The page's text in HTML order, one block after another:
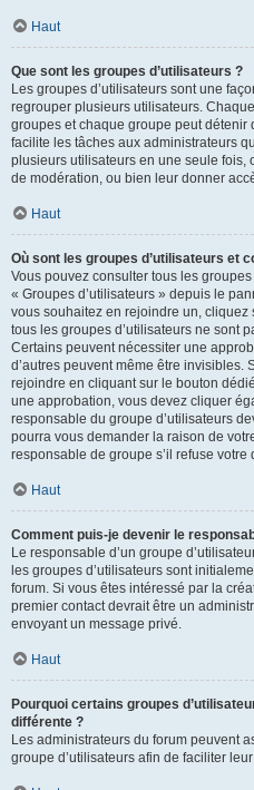
Haut
Que sont les groupes d’utilisateurs ?
Les groupes d’utilisateurs sont une
regrouper plusieurs utilisateurs.
groupes et chaque groupe peut
facilite les tâches aux administrateurs
plusieurs utilisateurs en une seule fois,
de modération, ou bien leur donner
Haut
Où sont les groupes d’utilisateurs et
Vous pouvez consulter tous les
« Groupes d’utilisateurs » depuis le
vous souhaitez en rejoindre un,
tous les groupes d’utilisateurs ne sont
Certains peuvent nécessiter une
d’autres peuvent même être invisibles.
rejoindre en cliquant sur le bouton
une approbation, vous devez cliquer
responsable du groupe d’utilisateurs
pourra vous demander la raison de
responsable de groupe s’il refuse votre
Haut
Comment puis-je devenir le
Le responsable d’un groupe
les groupes d’utilisateurs sont
forum. Si vous êtes intéressé par la
premier contact devrait être un
envoyant un message privé.
Haut
Pourquoi certains groupes
différente ?
Les administrateurs du forum peuvent
groupe d’utilisateurs afin de faciliter